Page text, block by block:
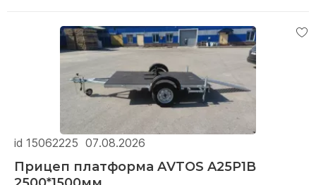
эксплуатации, в том числе связанные с
перепадами температуры и воздействием
Итоговая цена на демблерные блоки
получается настолько выгодной, что
большинство строительных организаций
переходят на этот материал, пытаясь
оптимизировать свои расходы. Мы
рекомендуем сделать то же самое и нашим
потенциальным клиентам. Потому что сложно
id 15062225 07.08.2026
Прицеп платформа AVTOS A25P1B